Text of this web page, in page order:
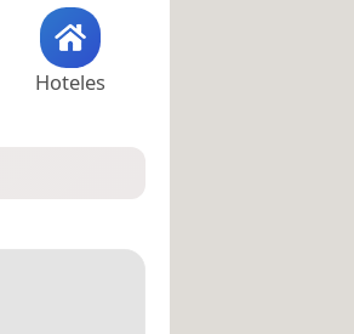
Hoteles